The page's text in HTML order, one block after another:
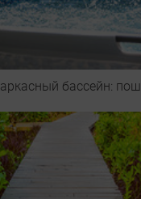
бассейн: